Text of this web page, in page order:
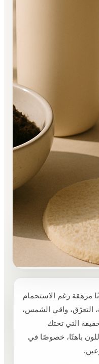
مرهقة رغم الاستحمام
التعرّق، واقي الشمس،
التي تحتك
باهتًا، خصوصًا في